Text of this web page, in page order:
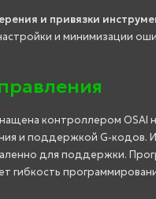
и привязки
и минимизации
контроллером OSAI
и поддержкой G-
для поддержки.
гибкость